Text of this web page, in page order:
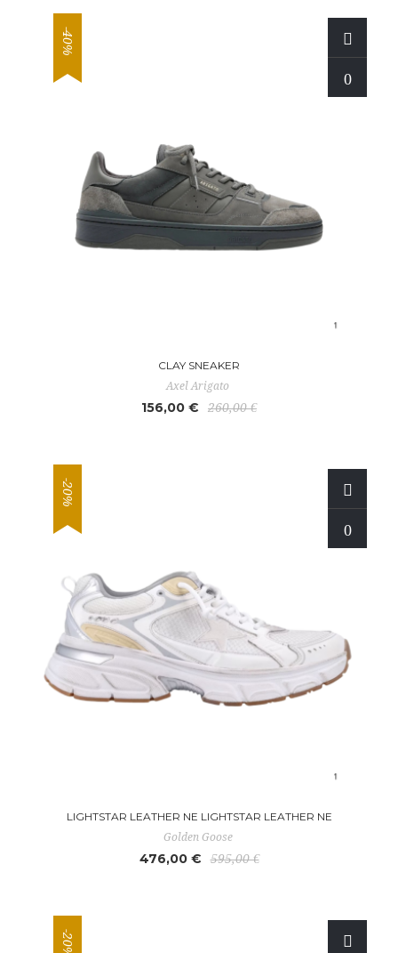
-40%
CLAY SNEAKER
Axel Arigato
156,00 € 260,00 €
-20%
LIGHTSTAR LEATHER NE LIGHTSTAR LEATHER NE
Golden Goose
476,00 € 595,00 €
-20%